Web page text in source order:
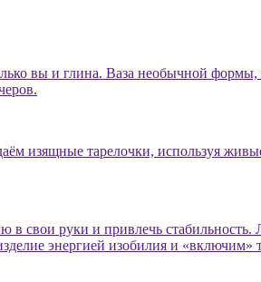
вы и глина. Ваза необычной
изящные тарелочки, используя
в свои руки и привлечь
энергией изобилия и «включим»